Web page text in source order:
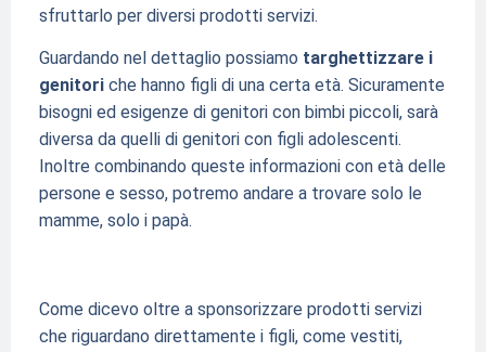
sfruttarlo per diversi prodotti servizi.
Guardando nel dettaglio possiamo targhettizzare i
genitoriche hanno figli di una certa età. Sicuramente
bisogni ed esigenze di genitori con bimbi piccoli, sarà
diversa da quelli di genitori con figli adolescenti.
Inoltre combinando queste informazioni con età delle
persone e sesso, potremo andare a trovare solo le
mamme, solo i papà.
Come dicevo oltre a sponsorizzare prodotti servizi
che riguardano direttamente i figli, come vestiti,